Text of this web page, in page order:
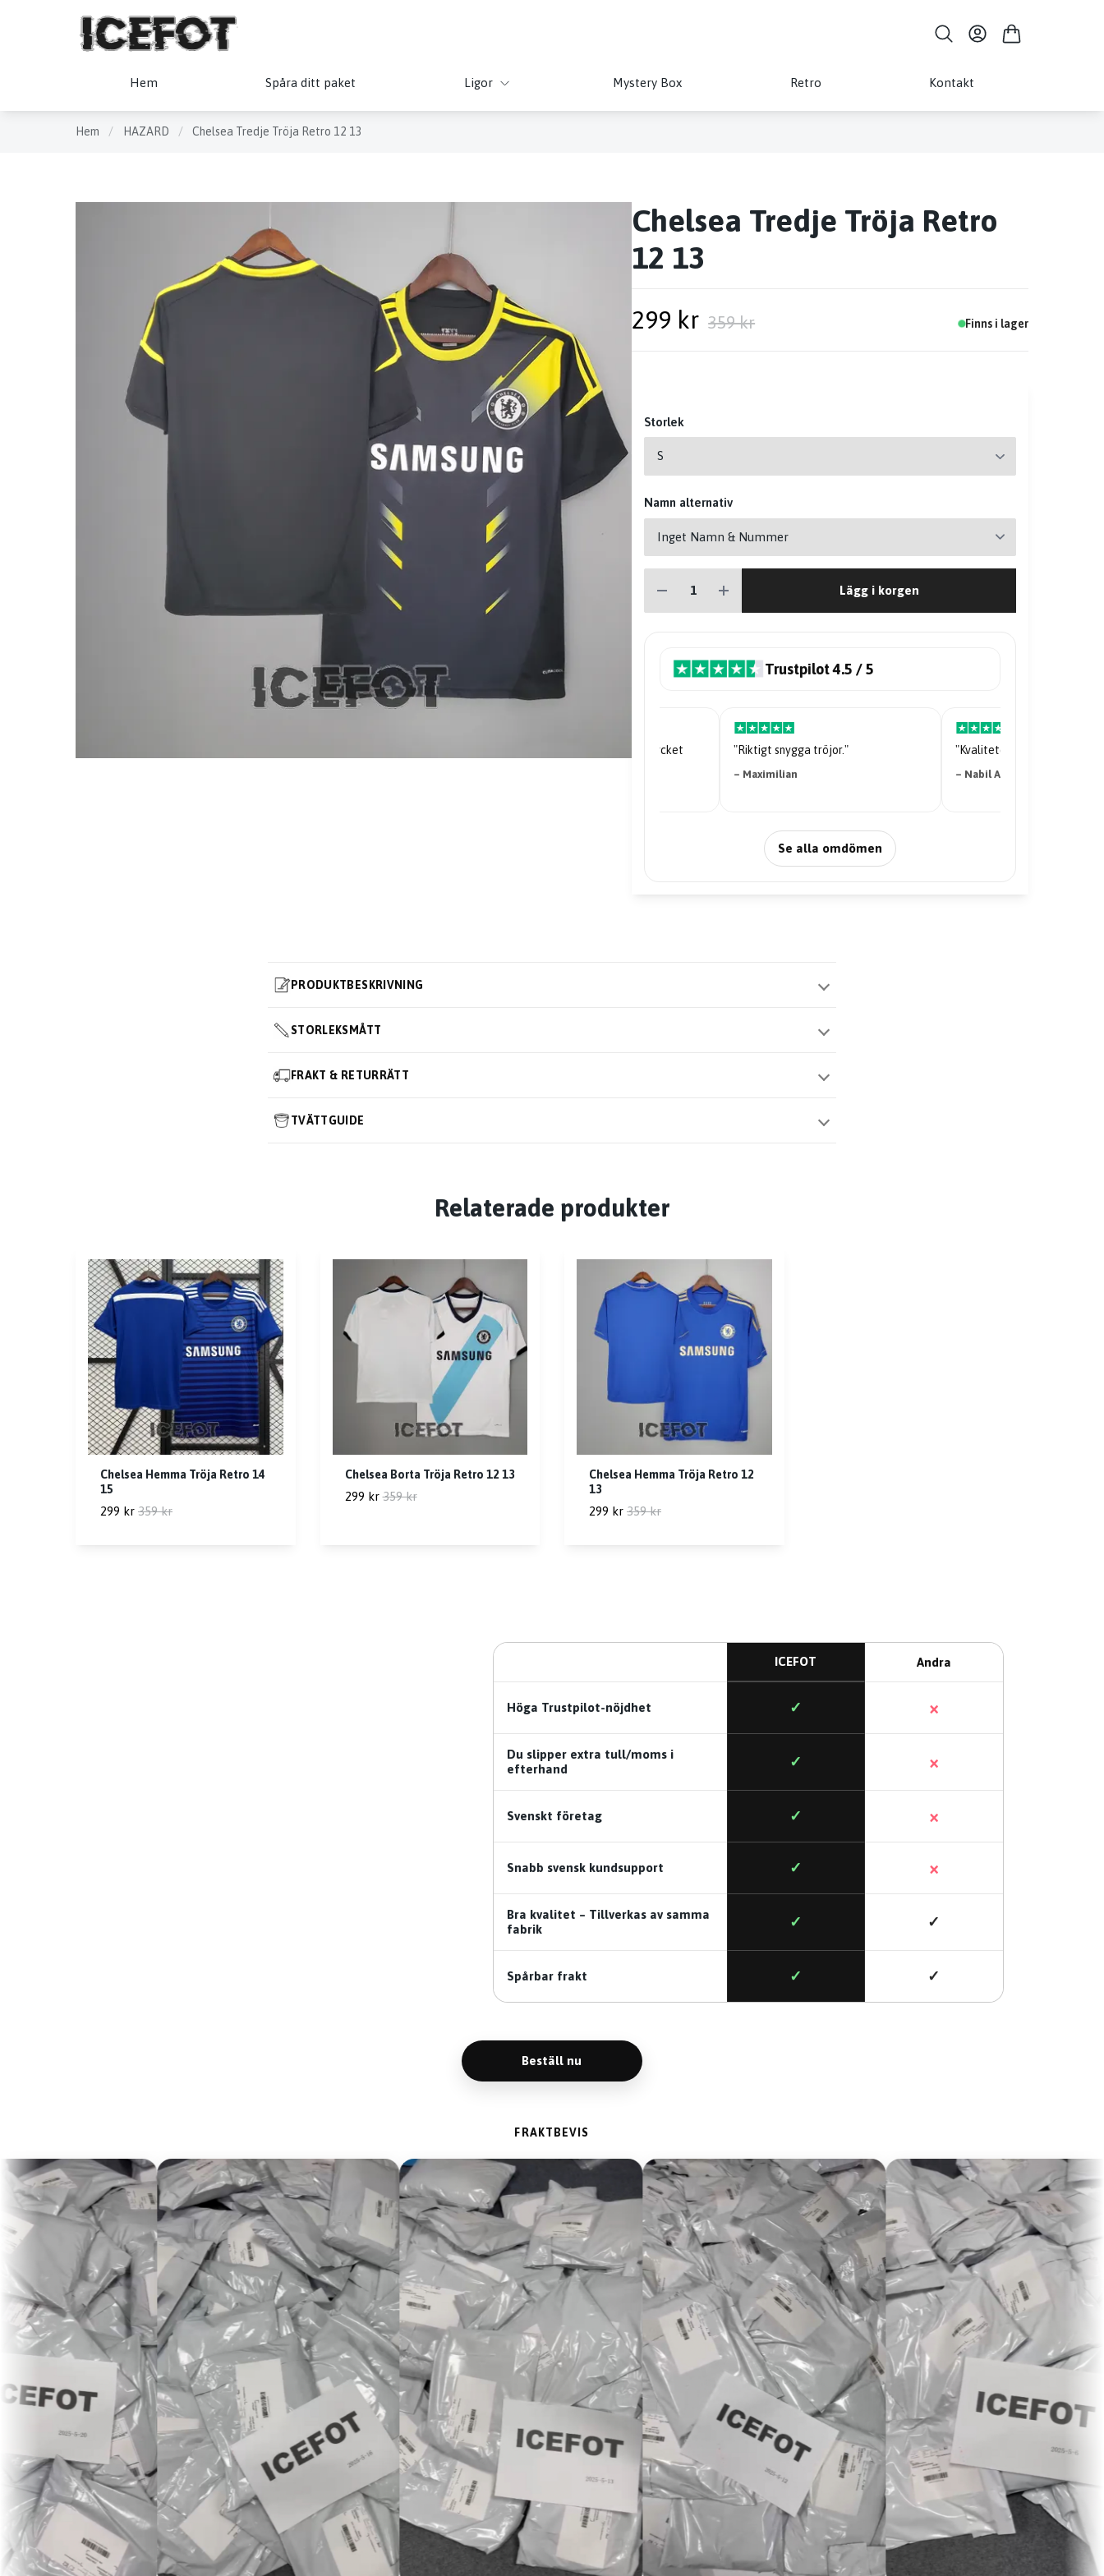
Hem Spåra ditt paket Ligor Mystery Box Retro Kontakt
Hem / HAZARD / Chelsea Tredje Tröja Retro 12 13
Chelsea Tredje Tröja Retro
12 13
299 kr 359 kr Finns i lager
Storlek
Namn alternativ
Lägg i korgen
Trustpilot 4.5 / 5
"Mycket nöjd... priserna är mycket
"Riktigt snygga tröjor."
– Maximilian
"Kvaliteten på tröjan är
– Nabil Abdi
Se alla omdömen
PRODUKTBESKRIVNING
STORLEKSMÅTT
FRAKT & RETURRÄTT
TVÄTTGUIDE
Relaterade produkter
Chelsea Hemma Tröja Retro 14
15
299 kr 359 kr
Chelsea Borta Tröja Retro 12 13
299 kr 359 kr
Chelsea Hemma Tröja Retro 12
13
299 kr 359 kr
ICEFOT Andra
Höga Trustpilot-nöjdhet ✓ ×
Du slipper extra tull/moms i
efterhand
✓ ×
Svenskt företag ✓ ×
Snabb svensk kundsupport ✓ ×
Bra kvalitet – Tillverkas av samma
fabrik
✓ ✓
Spårbar frakt ✓ ✓
Beställ nu
FRAKTBEVIS